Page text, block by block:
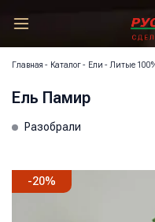
РУСЬ-ЁЛКА –
Главная - Каталог- Ели - Литые
Ель Памир
Разобрали
-20%